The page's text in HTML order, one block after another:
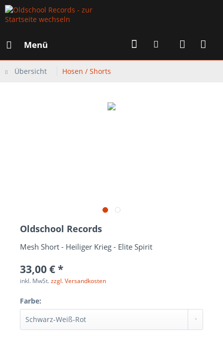
Menü
Übersicht Hosen / Shorts
Oldschool Records
Mesh Short - Heiliger Krieg - Elite Spirit
33,00 € *
inkl. MwSt.zzgl. Versandkosten
Farbe: